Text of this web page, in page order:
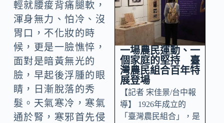
輕就腰痠背痛腿軟，
渾身無力、怕冷、沒
胃口，不化妝的時
候，更是一臉憔悴，
面對是暗黃無光的
臉，早起後浮腫的眼
睛，日漸脫落的秀
髮。天氣寒冷，寒氣
通於腎，寒邪首先侵
一場農民運動、一
個家庭的堅持 臺
灣農民組合百年特
展登場
【記者 宋佳景/台中報
導】 1926年成立的
「臺灣農民組合」，是